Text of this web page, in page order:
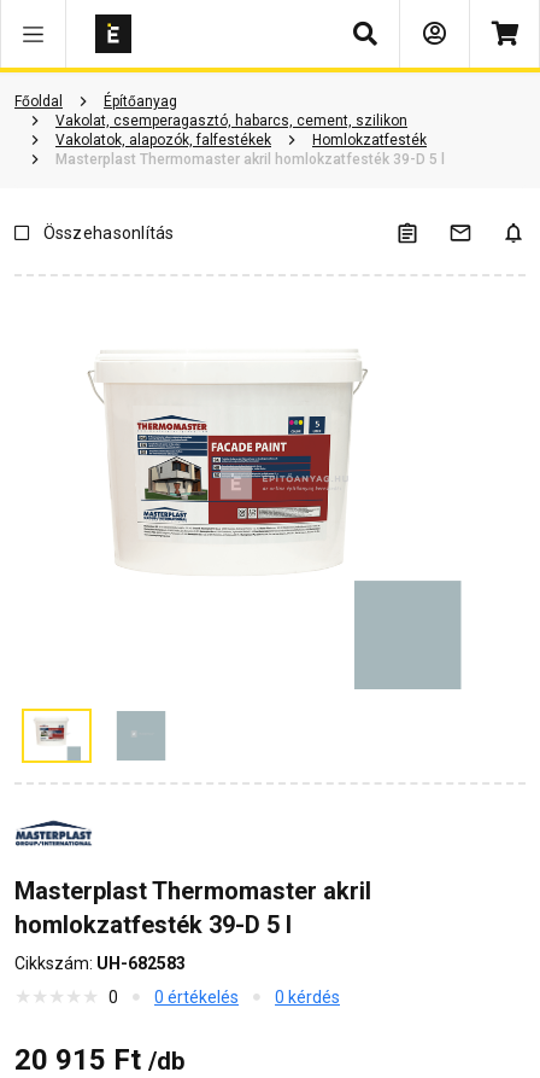
Keresés
Főoldal
Építőanyag
Vakolat, csemperagasztó, habarcs, cement, szilikon
Vakolatok, alapozók, falfestékek
Homlokzatfesték
Masterplast Thermomaster akril homlokzatfesték 39-D 5 l
Termékinformáció Kérdések és válaszok
Összehasonlítás
Masterplast Thermomaster akril
homlokzatfesték 39-D 5 l
Cikkszám: UH-682583
0
0 értékelés 0 kérdés
20 915 Ft /db